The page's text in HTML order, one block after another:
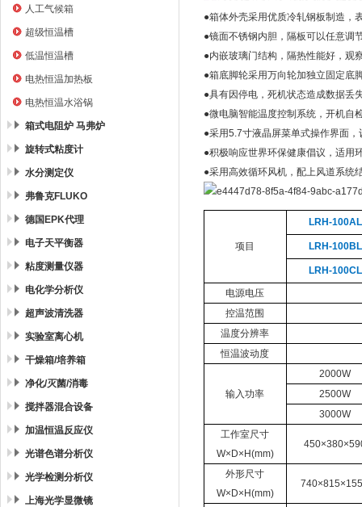
人工气候箱
超级恒温槽
低温恒温槽
电热恒温加热板
电热恒温水浴锅
箱式电阻炉 马弗炉
旋转式粘度计
水分测定仪
弗鲁克FLUKO
德国EPK代理
电子天平衡器
粘度测量仪器
电化学分析仪
超声波清洗器
实验室离心机
干燥箱/培养箱
净化/灭菌/消毒
搅拌器混合设备
加温恒温反应仪
光谱色谱分析仪
光学检测分析仪
上海光学显微镜
●箱体外壳采用优质冷轧钢板制造，
●镜面不锈钢内胆，隔板可以任意调
●内嵌玻璃门结构，隔热性能好，观
●箱底脚轮采用万向轮加独立固定底
●具有因停电，死机状态造成数据丢
●微电脑智能温度控制系统，开机自
●采用5.7寸液晶屏菜单式操作界面
●积极响应世界环保健康倡议，适用
●采用高效循环风机，配上风道系统
项目
LRH-100AL
LRH-100BL
LRH-100CL
电源电压
控温范围
温度分辨率
恒温波动度
输入功率
2000W
2500W
3000W
工作室尺寸
W× D× H(mm)
450×380×
外形尺寸
W× D× H(mm)
740×815×1